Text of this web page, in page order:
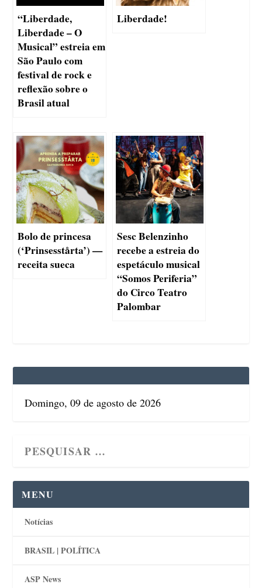
“Liberdade,
Liberdade – O
Musical” estreia em
São Paulo com
festival de rock e
reflexão sobre o
Brasil atual
Liberdade!
Bolo de princesa
(‘Prinsesstårta’) —
receita sueca
Sesc Belenzinho
recebe a estreia do
espetáculo musical
“Somos Periferia”
do Circo Teatro
Palombar
Domingo, 09 de agosto de 2026
MENU
Notícias
BRASIL | POLÍTICA
ASP News